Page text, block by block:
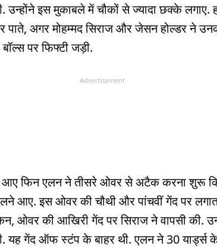
उन्होंने इस मुकाबले में चौकों से ज्यादा छक्के लगाए.
पाते, अगर मोहम्मद सिराज और जेसन होल्डर ने
पर फिफ्टी जड़ी.
Advertisement
आए फिन एलन ने तीसरे ओवर से अटैक करना शुरू
आए. इस ओवर की चौथी और पांचवीं गेंद पर
ओवर की आखिरी गेंद पर सिराज ने वापसी की.
यह गेंद ऑफ स्टंप के बाहर थी. एलन ने 30 यार्ड्स